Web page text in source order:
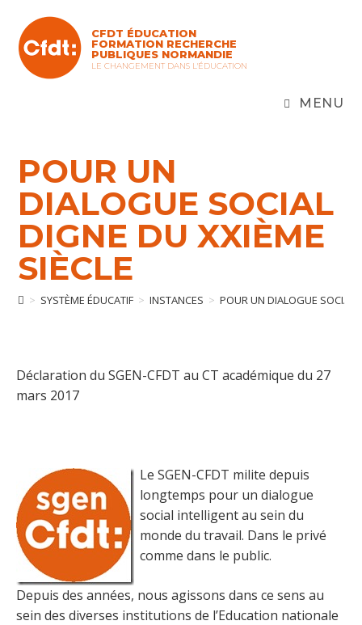
content
CFDT ÉDUCATION
FORMATION RECHERCHE
PUBLIQUES NORMANDIE
LE CHANGEMENT DANS L'ÉDUCATION
MENU
POUR UN
DIALOGUE SOCIAL
DIGNE DU XXIÈME
SIÈCLE
> SYSTÈME ÉDUCATIF > INSTANCES > POUR UN DIALOGUE SOCIAL
Déclaration du SGEN-CFDT au CT académique du 27
mars 2017
Le SGEN-CFDT milite depuis
longtemps pour un dialogue
social intelligent au sein du
monde du travail. Dans le privé
comme dans le public.
Depuis des années, nous agissons dans ce sens au
sein des diverses institutions de l’Education nationale